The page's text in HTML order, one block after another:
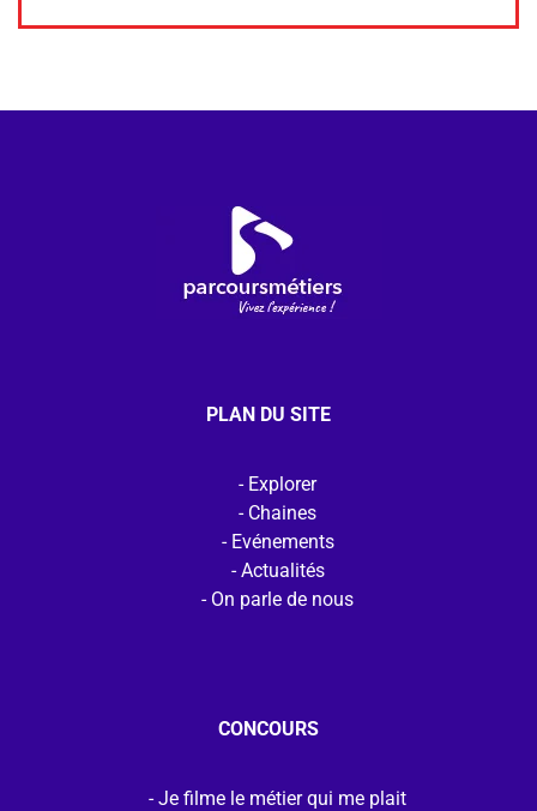
PLAN DU SITE
Explorer
Chaines
Evénements
Actualités
On parle de nous
CONCOURS
Je filme le métier qui me plait